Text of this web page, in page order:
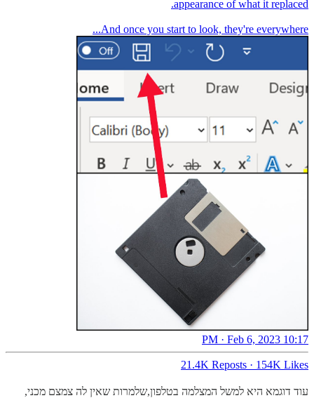
And once you start to look, they're everywhere...
10:17 PM · Feb 6, 2023
21.4K Reposts · 154K Likes
עוד דוגמא היא למשל המצלמה בטלפון,שלמרות שאין לה צמצם מכני,